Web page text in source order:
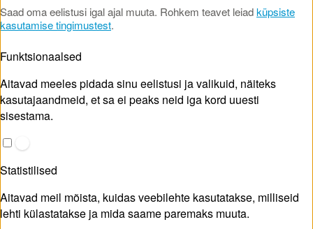
Saad oma eelistusi igal ajal muuta. Rohkem teavet leiadküpsiste
kasutamise tingimustest.
Funktsionaalsed
Aitavad meeles pidada sinu eelistusi ja valikuid, näiteks
kasutajaandmeid, et sa ei peaks neid iga kord uuesti
sisestama.
Statistilised
Aitavad meil mõista, kuidas veebilehte kasutatakse, milliseid
lehti külastatakse ja mida saame paremaks muuta.